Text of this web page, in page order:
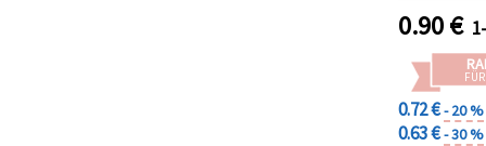
Deko –
0.90€
0.72 €- 20 %
0.63 €- 30 %